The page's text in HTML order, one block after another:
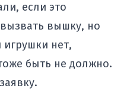
если это
вышку, но
игрушки нет,
быть не должно.